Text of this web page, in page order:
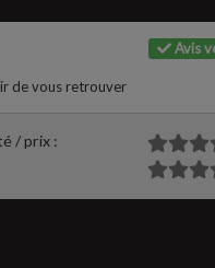
Avis
de vous retrouver
/ prix :